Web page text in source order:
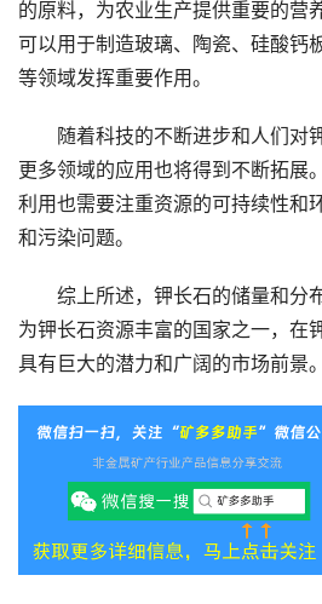
的原料，为农业生产提供重要的营
可以用于制造玻璃、陶瓷、硅酸钙
等领域发挥重要作用。
随着科技的不断进步和人们对
更多领域的应用也将得到不断拓展
利用也需要注重资源的可持续性和
和污染问题。
综上所述，钾长石的储量和分
为钾长石资源丰富的国家之一，在
具有巨大的潜力和广阔的市场前景。